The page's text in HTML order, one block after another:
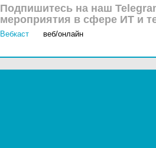
Подпишитесь на наш
мероприятия в сфере ИТ и
Вебкаст веб/онлайн